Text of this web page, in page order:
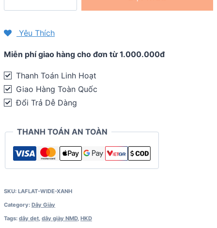
bản
Wide
Flat
Laces
-
Yêu Thích
Miễn phí giao hàng cho đơn từ 1.000.000đ
Thanh Toán Linh Hoạt
Giao Hàng Toàn Quốc
Đổi Trả Dễ Dàng
THANH TOÁN AN TOÀN
SKU: LAFLAT-WIDE-XANH
Category: Dây Giày
Tags: dây dẹt, dây giày NMD, HKD